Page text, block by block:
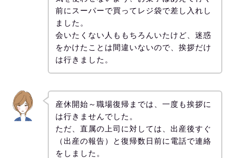
前にスーパーで買ってレジ袋で差し入れし
ました。
会いたくない人ももちろんいたけど、迷惑
をかけたことは間違いないので、挨拶だけ
は行きました。
産休開始～職場復帰までは、一度も挨拶に
は行きませんでした。
ただ、直属の上司に対しては、出産後すぐ
（出産の報告）と復帰数日前に電話で連絡
をしました。